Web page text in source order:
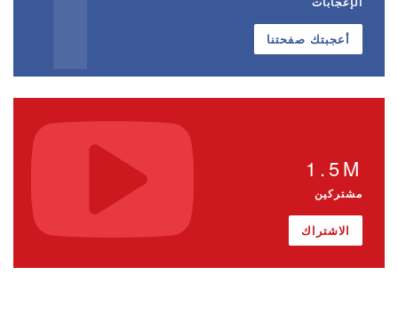
أعجبتك صفحتنا
1.5M
مشتركين
الاشتراك